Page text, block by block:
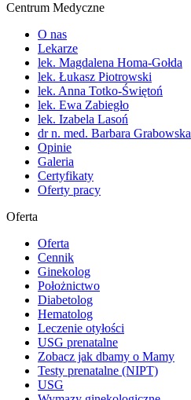
Centrum Medyczne
O nas
Lekarze
lek. Magdalena Homa-Gołda
lek. Łukasz Piotrowski
lek. Anna Totko-Świętoń
lek. Ewa Zabiegło
lek. Izabela Lasoń
dr n. med. Barbara Grabowska
Opinie
Galeria
Certyfikaty
Oferty pracy
Oferta
Oferta
Cennik
Ginekolog
Położnictwo
Diabetolog
Hematolog
Leczenie otyłości
USG prenatalne
Zobacz jak dbamy o Mamy
Testy prenatalne (NIPT)
USG